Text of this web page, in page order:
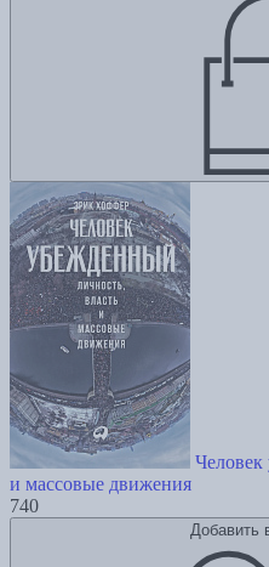
Человек
и массовые движения
740
Добавить